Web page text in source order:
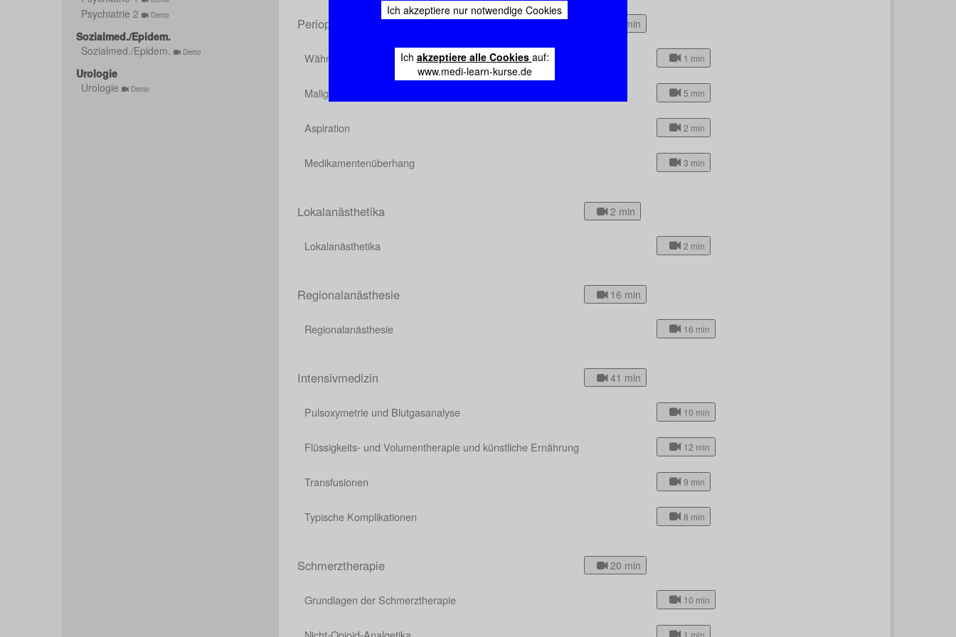
Ich akzeptiere nur notwendige Cookies
Ich akzeptiere alle Cookies auf:
www.medi-learn-kurse.de
Psychiatrie 2 Demo
Sozialmed./Epidem.
Sozialmed./Epidem.
Demo
Urologie
Urologie
Demo
Perioperative Komplikationen 12 min
Während der Einleitung 1 min
Maligne Hyperthermie 5 min
Aspiration 2 min
Medikamentenüberhang 3 min
Lokalanästhetika 2 min
Lokalanästhetika 2 min
Regionalanästhesie 16 min
Regionalanästhesie 16 min
Intensivmedizin 41 min
Pulsoxymetrie und Blutgasanalyse 10 min
Flüssigkeits- und Volumentherapie und künstliche Ernährung 12 min
Transfusionen 9 min
Typische Komplikationen 8 min
Schmerztherapie 20 min
Grundlagen der Schmerztherapie 10 min
1 min